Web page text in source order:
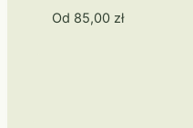
Od 85,00 zł